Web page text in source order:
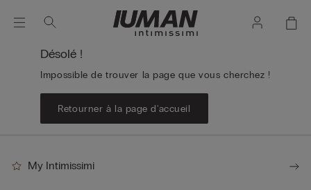
Désolé !
Impossible de trouver la page que vous cherchez !
Retourner à la page d'accueil
My Intimissimi